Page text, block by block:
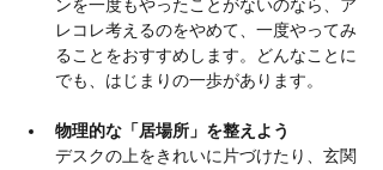
ンを一度もやったことがないのなら、ア
レコレ考えるのをやめて、一度やってみ
ることをおすすめします。どんなことに
でも、はじまりの一歩があります。
物理的な「居場所」を整えよう
デスクの上をきれいに片づけたり、玄関